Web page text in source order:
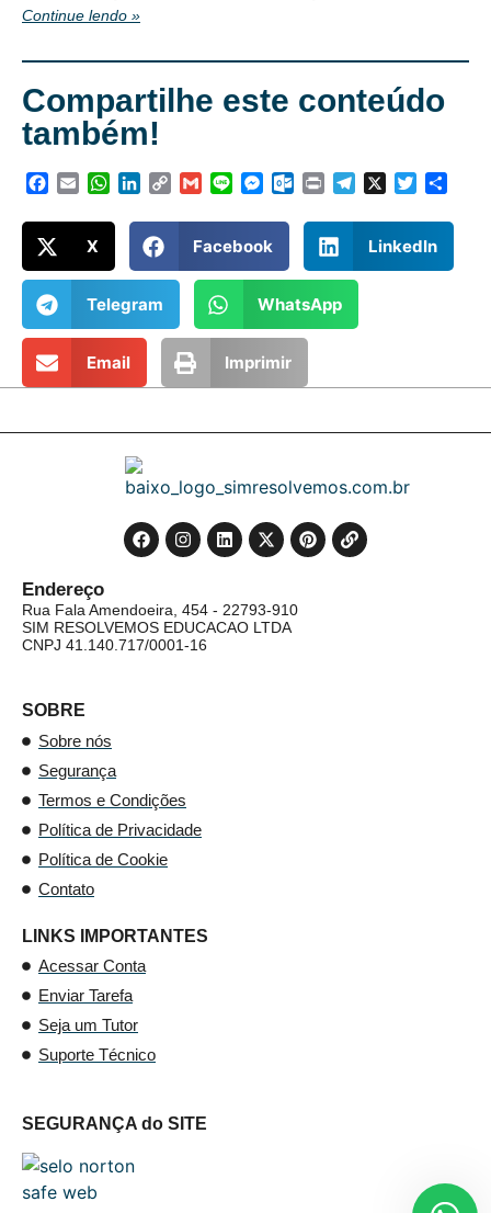
Continue lendo »
Compartilhe este conteúdo
também!
Facebook
EmailWhatsApp
LinkedIn
Copy GmailLine Messenger
Outlook.com
Print Telegram Twitter
X Facebook LinkedIn
Telegram WhatsApp
Email Imprimir
Endereço
Rua Fala Amendoeira, 454 - 22793-910
SIM RESOLVEMOS EDUCACAO LTDA
CNPJ 41.140.717/0001-16
SOBRE
Sobre nós
Segurança
Termos e Condições
Política de Privacidade
Política de Cookie
Contato
LINKS IMPORTANTES
Acessar Conta
Enviar Tarefa
Seja um Tutor
Suporte Técnico
SEGURANÇA do SITE